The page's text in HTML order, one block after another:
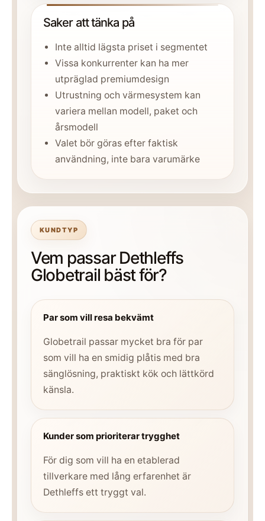
Saker att tänka på
Inte alltid lägsta priset i segmentet
Vissa konkurrenter kan ha mer
utpräglad premiumdesign
Utrustning och värmesystem kan
variera mellan modell, paket och
årsmodell
Valet bör göras efter faktisk
användning, inte bara varumärke
KUNDTYP
Vem passar Dethleffs
Globetrail bäst för?
Par som vill resa bekvämt
Globetrail passar mycket bra för par
som vill ha en smidig plåtis med bra
sänglösning, praktiskt kök och lättkörd
känsla.
Kunder som prioriterar trygghet
För dig som vill ha en etablerad
tillverkare med lång erfarenhet är
Dethleffs ett tryggt val.